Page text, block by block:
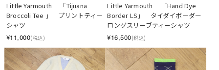
Little Yarmouth　 「Tijuana
Broccoli Tee 」　プリントティー
シャツ
¥11,000(税込)
Little Yarmouth　 「Hand Dye
Border LS」　タイダイボーダー
ロングスリーブティーシャツ
¥16,500(税込)